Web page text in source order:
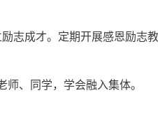
志成才。定期开展感恩励志
、同学，学会融入集体。